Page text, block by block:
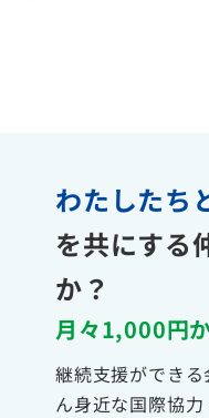
わたしたち
を共にする
か？
月々1,000円
継続支援ができ
ん身近な国際協